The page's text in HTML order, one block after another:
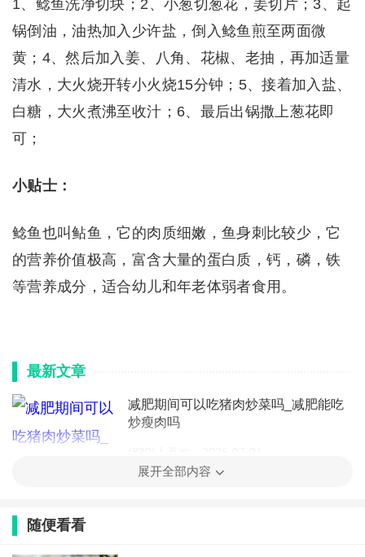
1、鲶鱼洗净切块；2、小葱切葱花，姜切片；3、起
锅倒油，油热加入少许盐，倒入鲶鱼煎至两面微
黄；4、然后加入姜、八角、花椒、老抽，再加适量
清水，大火烧开转小火烧15分钟；5、接着加入盐、
白糖，大火煮沸至收汁；6、最后出锅撒上葱花即
可；
小贴士：
鲶鱼也叫鲇鱼，它的肉质细嫩，鱼身刺比较少，它
的营养价值极高，富含大量的蛋白质，钙，磷，铁
等营养成分，适合幼儿和年老体弱者食用。
最新文章
减肥期间可以吃猪肉炒菜吗_减肥能吃
炒瘦肉吗
展开全部内容
随便看看